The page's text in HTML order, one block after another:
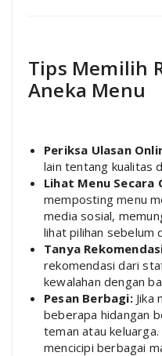
Tips Memilih
Aneka Menu
Periksa Ulasan
lain tentang kualitas
Lihat Menu Secara
memposting menu
media sosial,
lihat pilihan sebelum
Tanya
rekomendasi dari
kewalahan dengan
Pesan Berbagi:Jika
beberapa hidangan
teman atau
mencicipi berbagai